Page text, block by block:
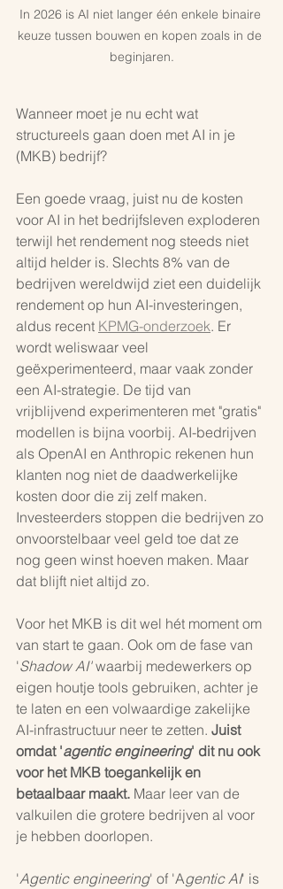
In 2026 is AI niet langer één enkele binaire
keuze tussen bouwen en kopen zoals in de
beginjaren.
Wanneer moet je nu echt wat
structureels gaan doen met AI in je
(MKB) bedrijf?
Een goede vraag, juist nu de kosten
voor AI in het bedrijfsleven exploderen
terwijl het rendement nog steeds niet
altijd helder is. Slechts 8% van de
bedrijven wereldwijd ziet een duidelijk
rendement op hun AI-investeringen,
aldus recent KPMG-onderzoek. Er
wordt weliswaar veel
geëxperimenteerd, maar vaak zonder
een AI-strategie. De tijd van
vrijblijvend experimenteren met "gratis"
modellen is bijna voorbij. AI-bedrijven
als OpenAI en Anthropic rekenen hun
klanten nog niet de daadwerkelijke
kosten door die zij zelf maken.
Investeerders stoppen die bedrijven zo
onvoorstelbaar veel geld toe dat ze
nog geen winst hoeven maken. Maar
dat blijft niet altijd zo.
Voor het MKB is dit wel hét moment om
van start te gaan. Ook om de fase van
'Shadow AI' waarbij medewerkers op
eigen houtje tools gebruiken, achter je
te laten en een volwaardige zakelijke
AI-infrastructuur neer te zetten. Juist
omdat 'agentic engineering' dit nu ook
voor het MKB toegankelijk en
betaalbaar maakt. Maar leer van de
valkuilen die grotere bedrijven al voor
je hebben doorlopen.
'Agentic engineering' of 'Agentic AI' is